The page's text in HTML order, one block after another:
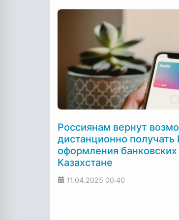
Россиянам вернут
дистанционно
оформления банковских
Казахстане
11.04.2025 00:40